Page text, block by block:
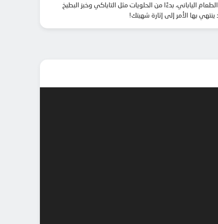
الياباني، بدءًا من الحلويات مثل التاياكي وخبز البطيخ
بها الأمر إلى إثارة شهيتك!